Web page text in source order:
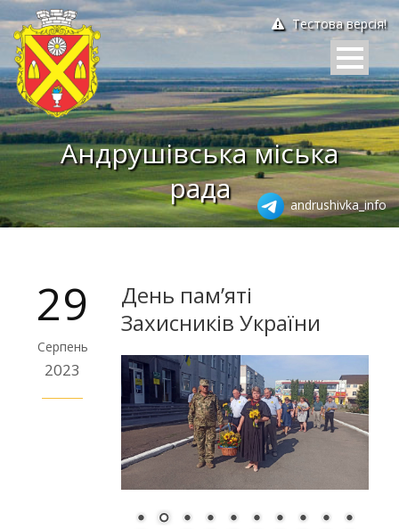
Тестова версія!
Андрушівська міська
рада
andrushivka_info
29
Серпень
2023
День пам’яті
Захисників України